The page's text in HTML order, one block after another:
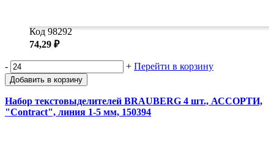
Код 98292
74,29 ₽
- + Перейти в корзину
Добавить в корзину
Набор текстовыделителей BRAUBERG 4 шт., АССОРТИ,
"Contract", линия 1-5 мм, 150394